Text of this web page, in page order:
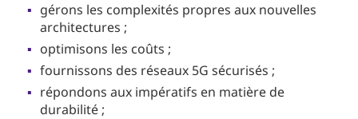
gérons les complexités propres aux nouvelles
architectures ;
optimisons les coûts ;
fournissons des réseaux 5G sécurisés ;
répondons aux impératifs en matière de
durabilité ;